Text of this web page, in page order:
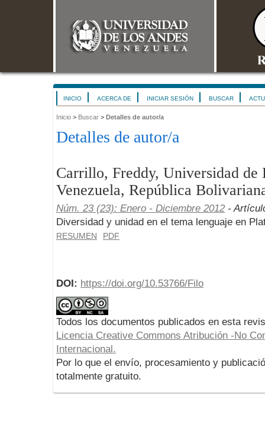
INICIO ACERCA DE INICIAR SESIÓN BUSCAR
Inicio > Buscar > Detalles de autor/a
Detalles de autor/a
Carrillo, Freddy, Universidad
Venezuela, República
Núm. 23 (23): Enero - Diciembre 2012 -
Diversidad y unidad en el tema lenguaje en
RESUMEN PDF
DOI: https://doi.org/10.53766/Filo
Todos los documentos publicados en esta
Licencia Creative Commons Atribución -No
Internacional.
Por lo que el envío, procesamiento y
totalmente gratuito.